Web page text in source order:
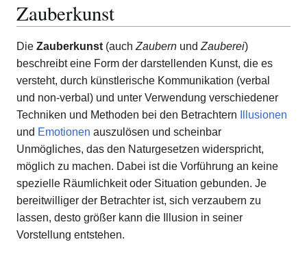
Zauberkunst
Die Zauberkunst (auch Zaubern und Zauberei)
beschreibt eine Form der darstellenden Kunst, die es
versteht, durch künstlerische Kommunikation (verbal
und non-verbal) und unter Verwendung verschiedener
Techniken und Methoden bei den Betrachtern
Illusionen
und Emotionen auszulösen und scheinbar
Unmögliches, das den Naturgesetzen widerspricht,
möglich zu machen. Dabei ist die Vorführung an keine
spezielle Räumlichkeit oder Situation gebunden. Je
bereitwilliger der Betrachter ist, sich verzaubern zu
lassen, desto größer kann die Illusion in seiner
Vorstellung entstehen.